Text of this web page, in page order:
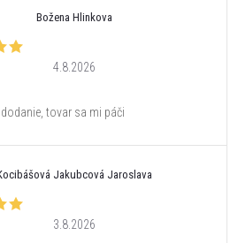
Božena Hlinkova
4.8.2026
tovar sa mi páči
Jakubcová Jaroslava
3.8.2026